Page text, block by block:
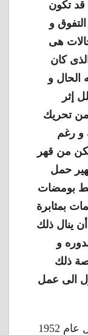
قد تكون
و
هى
كان
الحال و
إثر
من تحريك
رغم
من قهر
حمل
بومضات
بمثابرة
ينال ذلك
و
ذلك
الى عمل
ولد ” جان دومينيك بوبي ” فى أبريل عام 1952